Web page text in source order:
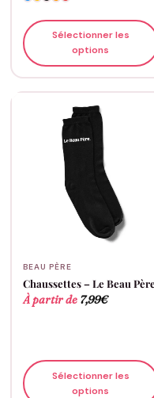
Sélectionner les
options
BEAU PÈRE
Chaussettes – Le Beau Père
À partir de 7,99€
Sélectionner les
options